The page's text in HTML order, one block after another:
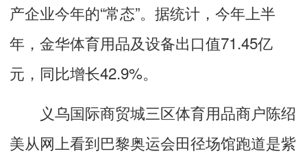
产企业今年的“常态”。据统计，今年上半
年，金华体育用品及设备出口值71.45亿
元，同比增长42.9%。
义乌国际商贸城三区体育用品商户陈绍
美从网上看到巴黎奥运会田径场馆跑道是紫